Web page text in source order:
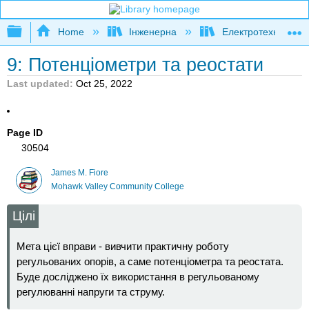
Expand/collapse global hierarchy
Home Інженерна Електротехніка
9: Потенціометри та реостати
Last updated Oct 25, 2022
Page ID
30504
James M. Fiore
Mohawk Valley Community College
Цілі
Мета цієї вправи - вивчити практичну роботу
регульованих опорів, а саме потенціометра та реостата.
Буде досліджено їх використання в регульованому
регулюванні напруги та струму.